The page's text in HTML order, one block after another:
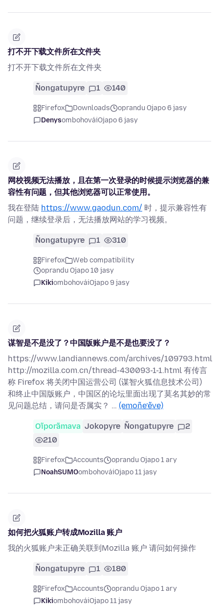
打不开下载文件所在文件夹
打不开下载文件所在文件夹
Ñongatupyre 1 140
Firefox Downloads
oprandu Ojapo 6 jasy
DenysombohováiOjapo 6 jasy
网校视频无法播放，且在第一次登录的时候提示浏览器的兼
容性有问题，但其他浏览器可以正常使用。
我在登陆 https://www.gaodun.com/ 时，提示兼容性有
问题，继续登录后，无法播放网站的学习视频。
Ñongatupyre 1 310
Firefox
Web compatibility
oprandu Ojapo 10 jasy
KikiombohováiOjapo 9 jasy
谋智是不是没了？中国版账户是不是也要没了？
https://www.landiannews.com/archives/109793.html
http://mozilla.com.cn/thread-430093-1-1.html 有传言
称 Firefox 将关闭中国运营公司 (谋智火狐信息技术公司)
和终止中国版账户，中国区的论坛里面出现了莫名其妙的常
见问题总结，请问是否属实？ … (emoñe’ẽve)
Oĩporãmava Jokopyre Ñongatupyre
2
210
Firefox Accounts
oprandu Ojapo 1 ary
NoahSUMOombohováiOjapo 11 jasy
如何把火狐账户转成Mozilla 账户
我的火狐账户未正确关联到Mozilla 账户 请问如何操作
Ñongatupyre 1 180
Firefox Accounts
oprandu Ojapo 1 ary
KikiombohováiOjapo 11 jasy